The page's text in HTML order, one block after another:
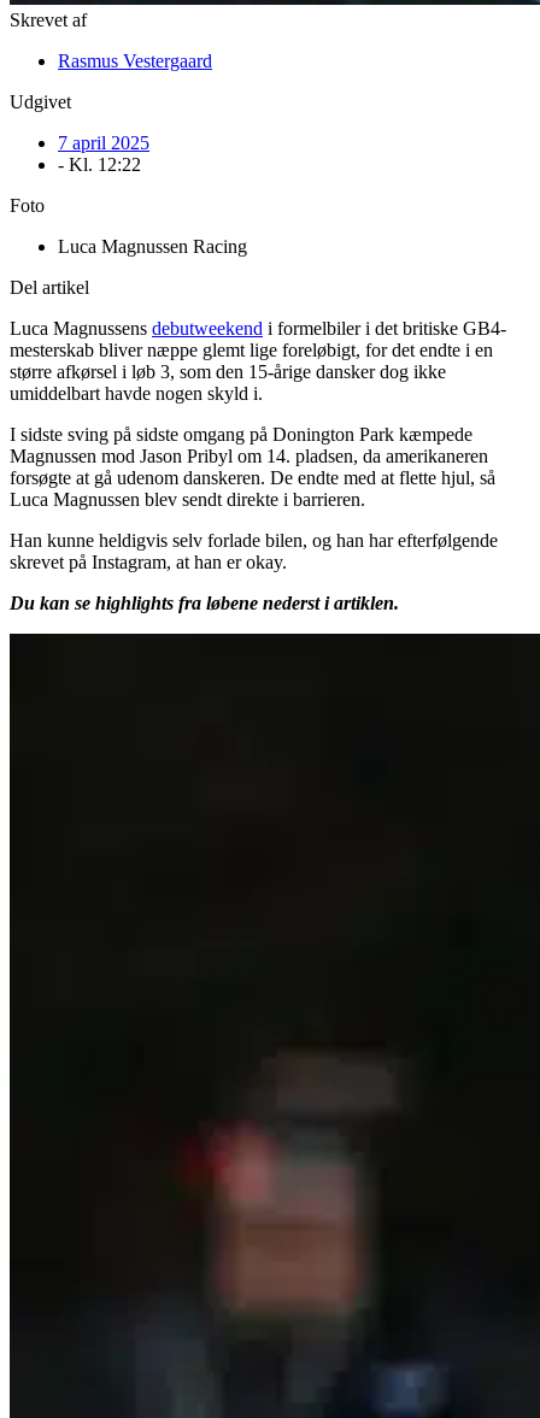
Skrevet af
Rasmus Vestergaard
Udgivet
7 april 2025
- Kl. 12:22
Foto
Luca Magnussen Racing
Del artikel
Luca Magnussens debutweekend i formelbiler i det britiske GB4-
mesterskab bliver næppe glemt lige foreløbigt, for det endte i en
større afkørsel i løb 3, som den 15-årige dansker dog ikke
umiddelbart havde nogen skyld i.
I sidste sving på sidste omgang på Donington Park kæmpede
Magnussen mod Jason Pribyl om 14. pladsen, da amerikaneren
forsøgte at gå udenom danskeren. De endte med at flette hjul, så
Luca Magnussen blev sendt direkte i barrieren.
Han kunne heldigvis selv forlade bilen, og han har efterfølgende
skrevet på Instagram, at han er okay.
Du kan se highlights fra løbene nederst i artiklen.